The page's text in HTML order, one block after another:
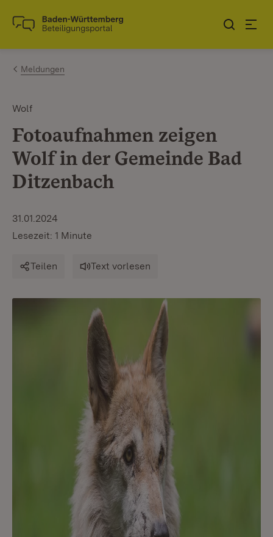
Zum Inhalt springen
Link zur Startseite
Meldungen
Wolf
Fotoaufnahmen zeigen
Wolf in der Gemeinde Bad
Ditzenbach
31.01.2024
Lesezeit: 1 Minute
Teilen Text vorlesen